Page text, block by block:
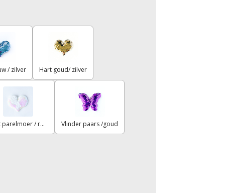
/ zilver Hart goud/ zilver
Hart parelmoer / roze Vlinder paars /goud